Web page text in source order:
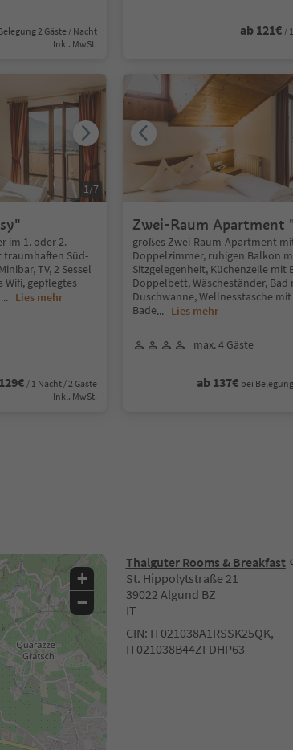
2 Gäste / Nacht
Inkl. MwSt.
ab 121€ /
im 1. oder 2.
traumhaften Süd-
TV, 2 Sessel
Wifi, gepflegtes
... Lies mehr
/ 1 Nacht / 2 Gäste
Inkl. MwSt.
1/7
Zwei-Raum Apartment
großes Zwei-Raum-Apartment
Doppelzimmer, ruhigen Balkon
Sitzgelegenheit, Küchenzeile mit
Doppelbett, Wäscheständer, Bad
Duschwanne, Wellnesstasche
Bade... Lies mehr
max. 4 Gäste
ab 137€ bei
Thalguter Rooms & Breakfast
St. Hippolytstraße 21
39022 Algund BZ
IT
CIN: IT021038A1RSSK25QK,
IT021038B44ZFDHP63
+
−